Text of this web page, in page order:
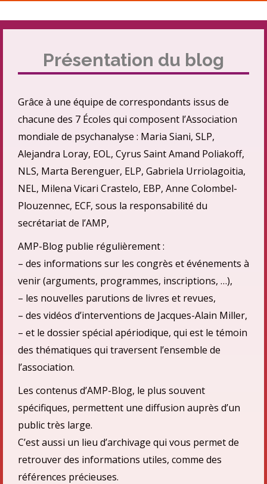
Présentation du blog
Grâce à une équipe de correspondants issus de
chacune des 7 Écoles qui composent l’Association
mondiale de psychanalyse : Maria Siani, SLP,
Alejandra Loray, EOL, Cyrus Saint Amand Poliakoff,
NLS, Marta Berenguer, ELP, Gabriela Urriolagoitia,
NEL, Milena Vicari Crastelo, EBP, Anne Colombel-
Plouzennec, ECF, sous la responsabilité du
secrétariat de l’AMP,
AMP-Blog publie régulièrement :
– des informations sur les congrès et événements à
venir (arguments, programmes, inscriptions, …),
– les nouvelles parutions de livres et revues,
– des vidéos d’interventions de Jacques-Alain Miller,
– et le dossier spécial apériodique, qui est le témoin
des thématiques qui traversent l’ensemble de
l’association.
Les contenus d’AMP-Blog, le plus souvent
spécifiques, permettent une diffusion auprès d’un
public très large.
C’est aussi un lieu d’archivage qui vous permet de
retrouver des informations utiles, comme des
références précieuses.